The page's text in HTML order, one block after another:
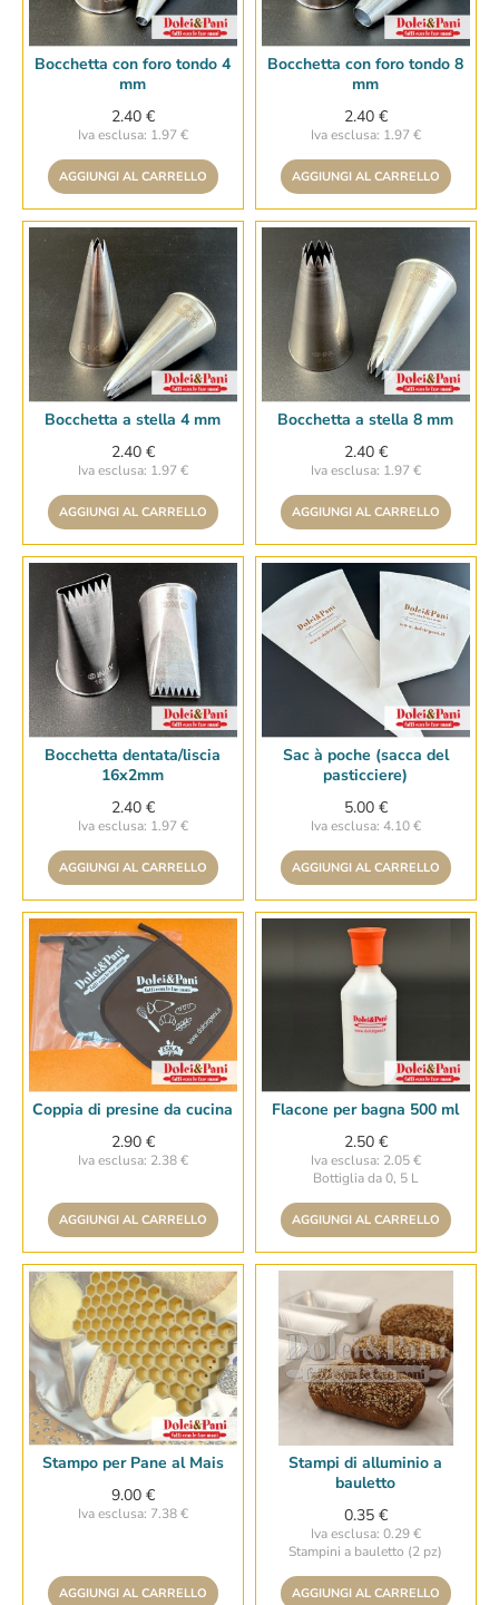
Bocchetta con foro tondo 4
mm
2.40 €
Iva esclusa: 1.97 €
AGGIUNGI AL CARRELLO
Bocchetta con foro tondo 8
mm
2.40 €
Iva esclusa: 1.97 €
AGGIUNGI AL CARRELLO
Bocchetta a stella 4 mm
2.40 €
Iva esclusa: 1.97 €
AGGIUNGI AL CARRELLO
Bocchetta a stella 8 mm
2.40 €
Iva esclusa: 1.97 €
AGGIUNGI AL CARRELLO
Bocchetta dentata/liscia
16x2mm
2.40 €
Iva esclusa: 1.97 €
AGGIUNGI AL CARRELLO
Sac à poche (sacca del
pasticciere)
5.00 €
Iva esclusa: 4.10 €
AGGIUNGI AL CARRELLO
Coppia di presine da cucina
2.90 €
Iva esclusa: 2.38 €
AGGIUNGI AL CARRELLO
Flacone per bagna 500 ml
2.50 €
Iva esclusa: 2.05 €
Bottiglia da 0, 5 L
AGGIUNGI AL CARRELLO
Stampo per Pane al Mais
9.00 €
Iva esclusa: 7.38 €
AGGIUNGI AL CARRELLO
Stampi di alluminio a
bauletto
0.35 €
Iva esclusa: 0.29 €
Stampini a bauletto (2 pz)
AGGIUNGI AL CARRELLO